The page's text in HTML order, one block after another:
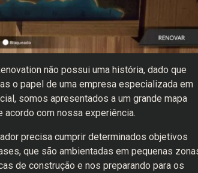
não possui uma história, dado que
o papel de uma empresa especializada em
somos apresentados a um grande mapa
com nossa experiência.
precisa cumprir determinados objetivos
que são ambientadas em pequenas
de construção e nos preparando para os